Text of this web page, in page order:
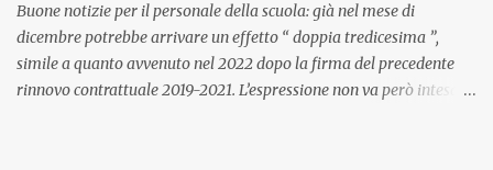
Buone notizie per il personale della scuola: già nel mese di
dicembre potrebbe arrivare un effetto “ doppia tredicesima ”,
simile a quanto avvenuto nel 2022 dopo la firma del precedente
rinnovo contrattuale 2019-2021. L’espressione non va però intesa in